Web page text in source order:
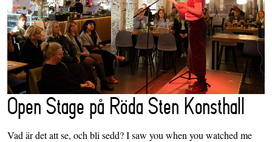
Open Stage på Röda Sten Konsthall
Vad är det att se, och bli sedd? I saw you when you watched me